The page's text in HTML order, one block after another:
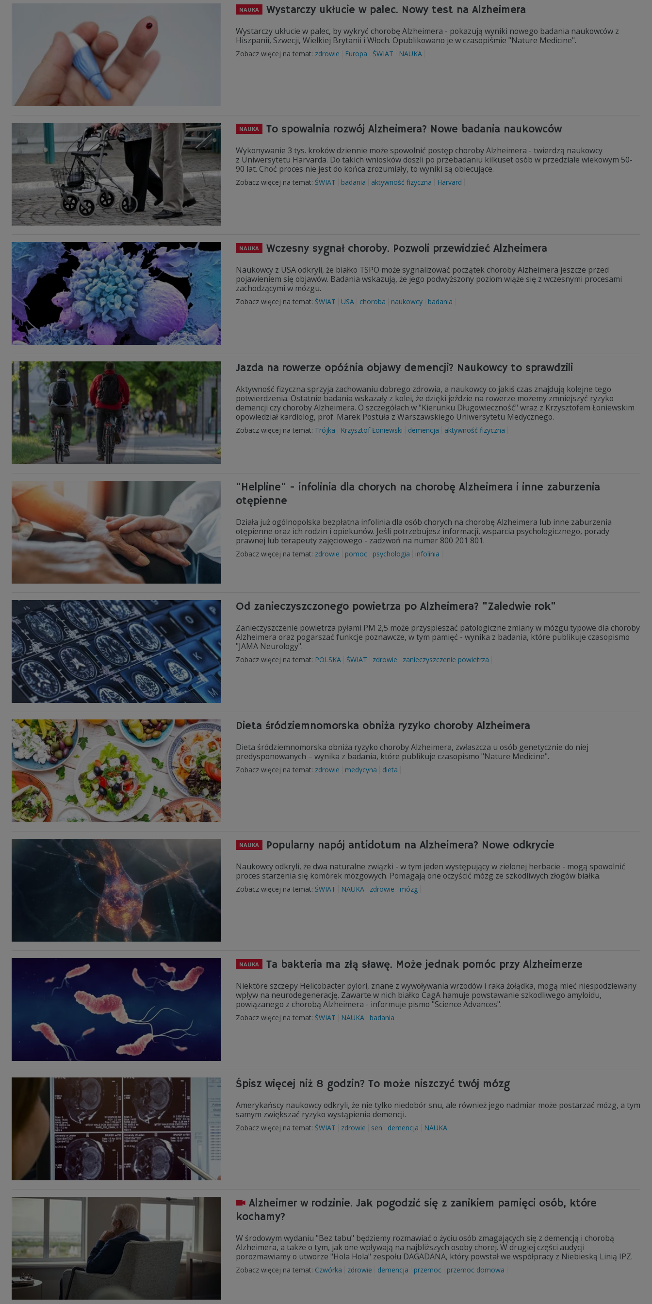
NAUKA Wystarczy ukłucie w palec. Nowy test na Alzheimera
Wystarczy ukłucie w palec, by wykryć chorobę Alzheimera - pokazują wyniki nowego badania naukowców z
Hiszpanii, Szwecji, Wielkiej Brytanii i Włoch. Opublikowano je w czasopiśmie "Nature Medicine".
Zobacz więcej na temat: zdrowie Europa ŚWIAT NAUKA
NAUKA To spowalnia rozwój Alzheimera? Nowe badania naukowców
Wykonywanie 3 tys. kroków dziennie może spowolnić postęp choroby Alzheimera - twierdzą naukowcy
z Uniwersytetu Harvarda. Do takich wniosków doszli po przebadaniu kilkuset osób w przedziale wiekowym 50-
90 lat. Choć proces nie jest do końca zrozumiały, to wyniki są obiecujące.
Zobacz więcej na temat: ŚWIAT badania aktywność fizyczna Harvard
NAUKA Wczesny sygnał choroby. Pozwoli przewidzieć Alzheimera
Naukowcy z USA odkryli, że białko TSPO może sygnalizować początek choroby Alzheimera jeszcze przed
pojawieniem się objawów. Badania wskazują, że jego podwyższony poziom wiąże się z wczesnymi procesami
zachodzącymi w mózgu.
Zobacz więcej na temat: ŚWIAT USA choroba naukowcy badania
Jazda na rowerze opóźnia objawy demencji? Naukowcy to sprawdzili
Aktywność fizyczna sprzyja zachowaniu dobrego zdrowia, a naukowcy co jakiś czas znajdują kolejne tego
potwierdzenia. Ostatnie badania wskazały z kolei, że dzięki jeździe na rowerze możemy zmniejszyć ryzyko
demencji czy choroby Alzheimera. O szczegółach w "Kierunku Długowieczność" wraz z Krzysztofem Łoniewskim
opowiedział kardiolog, prof. Marek Postuła z Warszawskiego Uniwersytetu Medycznego.
Zobacz więcej na temat: Trójka Krzysztof Łoniewski demencja aktywność fizyczna
"Helpline" - infolinia dla chorych na chorobę Alzheimera i inne zaburzenia
otępienne
Działa już ogólnopolska bezpłatna infolinia dla osób chorych na chorobę Alzheimera lub inne zaburzenia
otępienne oraz ich rodzin i opiekunów. Jeśli potrzebujesz informacji, wsparcia psychologicznego, porady
prawnej lub terapeuty zajęciowego - zadzwoń na numer 800 201 801.
Zobacz więcej na temat: zdrowie pomoc psychologia infolinia
Od zanieczyszczonego powietrza po Alzheimera? "Zaledwie rok"
Zanieczyszczenie powietrza pyłami PM 2,5 może przyspieszać patologiczne zmiany w mózgu typowe dla choroby
Alzheimera oraz pogarszać funkcje poznawcze, w tym pamięć - wynika z badania, które publikuje czasopismo
"JAMA Neurology".
Zobacz więcej na temat: POLSKA ŚWIAT zdrowie zanieczyszczenie powietrza
Dieta śródziemnomorska obniża ryzyko choroby Alzheimera
Dieta śródziemnomorska obniża ryzyko choroby Alzheimera, zwłaszcza u osób genetycznie do niej
predysponowanych – wynika z badania, które publikuje czasopismo "Nature Medicine".
Zobacz więcej na temat: zdrowie medycyna dieta
NAUKA Popularny napój antidotum na Alzheimera? Nowe odkrycie
Naukowcy odkryli, że dwa naturalne związki - w tym jeden występujący w zielonej herbacie - mogą spowolnić
proces starzenia się komórek mózgowych. Pomagają one oczyścić mózg ze szkodliwych złogów białka.
Zobacz więcej na temat: ŚWIAT NAUKA zdrowie mózg
NAUKA Ta bakteria ma złą sławę. Może jednak pomóc przy Alzheimerze
Niektóre szczepy Helicobacter pylori, znane z wywoływania wrzodów i raka żołądka, mogą mieć niespodziewany
wpływ na neurodegenerację. Zawarte w nich białko CagA hamuje powstawanie szkodliwego amyloidu,
powiązanego z chorobą Alzheimera - informuje pismo "Science Advances".
Zobacz więcej na temat: ŚWIAT NAUKA badania
Śpisz więcej niż 8 godzin? To może niszczyć twój mózg
Amerykańscy naukowcy odkryli, że nie tylko niedobór snu, ale również jego nadmiar może postarzać mózg, a tym
samym zwiększać ryzyko wystąpienia demencji.
Zobacz więcej na temat: ŚWIAT zdrowie sen demencja NAUKA
Alzheimer w rodzinie. Jak pogodzić się z zanikiem pamięci osób, które
kochamy?
W środowym wydaniu "Bez tabu" będziemy rozmawiać o życiu osób zmagających się z demencją i chorobą
Alzheimera, a także o tym, jak one wpływają na najbliższych osoby chorej. W drugiej części audycji
porozmawiamy o utworze "Hola Hola" zespołu DAGADANA, który powstał we współpracy z Niebieską Linią IPZ.
Zobacz więcej na temat: Czwórka zdrowie demencja przemoc przemoc domowa